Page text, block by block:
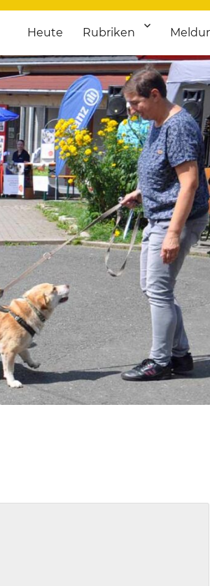
für
Termine von Kultur bis Sport, von
Heute Rubriken